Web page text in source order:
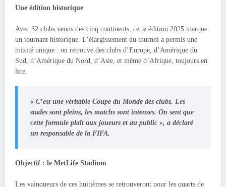
Une édition historique
Avec 32 clubs venus des cinq continents, cette édition 2025 marque
un tournant historique. L’élargissement du tournoi a permis une
mixité unique : on retrouve des clubs d’Europe, d’Amérique du
Sud, d’Amérique du Nord, d’Asie, et même d’Afrique, toujours en
lice.
« C’est une véritable Coupe du Monde des clubs. Les
stades sont pleins, les matchs sont intenses. On sent que
cette formule plaît aux joueurs et au public », a déclaré
un responsable de la FIFA.
Objectif : le MetLife Stadium
Les vainqueurs de ces huitièmes se retrouveront pour les quarts de